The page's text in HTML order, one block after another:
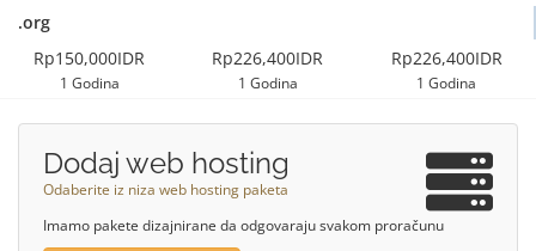
.org
Rp150,000IDR
1 Godina
Rp226,400IDR
1 Godina
Rp226,400IDR
1 Godina
Dodaj web hosting
Odaberite iz niza web hosting paketa
Imamo pakete dizajnirane da odgovaraju svakom proračunu